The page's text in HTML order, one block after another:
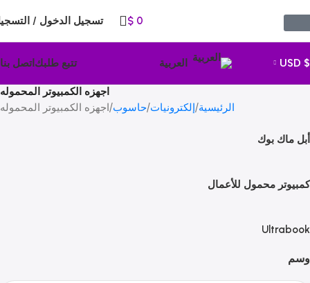
$ 0 تسجيل الدخول /
$ USD العربية تتبع طلبك اتصل بنا
اجهزه الكمبيوتر المحموله
الرئيسية إلكترونيات حاسوب اجهزه الكمبيوتر المحموله
أبل ماك بوك
كمبيوتر محمول للأعمال
Ultrabook
وسم